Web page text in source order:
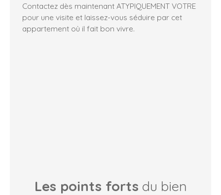
Contactez dès maintenant ATYPIQUEMENT VOTRE
pour une visite et laissez-vous séduire par cet
appartement où il fait bon vivre.
Les points forts du bien